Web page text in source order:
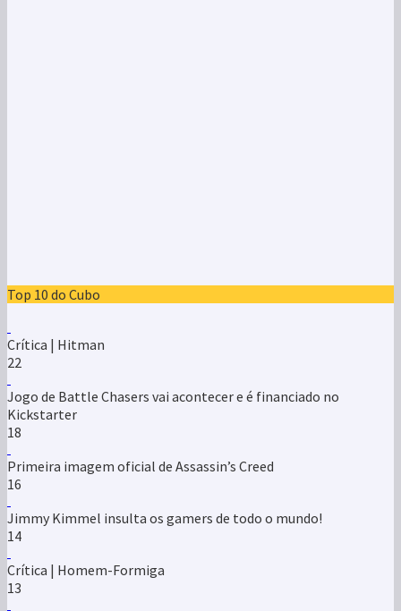
Top 10 do Cubo
Crítica | Hitman
22
Jogo de Battle Chasers vai acontecer e é financiado no
Kickstarter
18
Primeira imagem oficial de Assassin’s Creed
16
Jimmy Kimmel insulta os gamers de todo o mundo!
14
Crítica | Homem-Formiga
13